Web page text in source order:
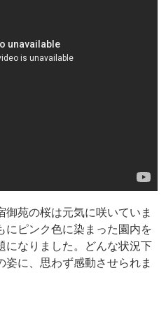
苑の桜は元気に咲いていま
ピンク色に染まった園内を
になりました。どんな状況下
に、思わず感動させられま